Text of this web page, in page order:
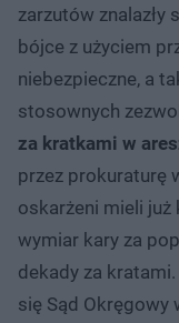
zarzutów znalazły
bójce z użyciem
niebezpieczne, a
stosownych
za kratkami w
przez prokuraturę
oskarżeni mieli
wymiar kary za
dekady za
się Sąd Okręgowy